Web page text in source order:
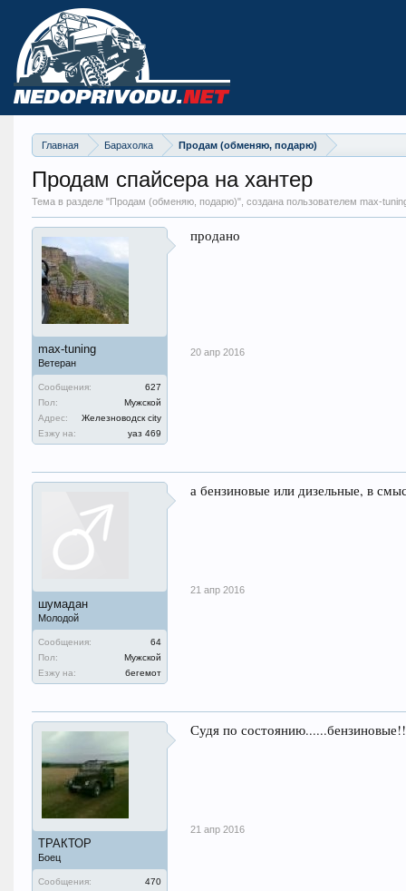
Главная Барахолка Продам (обменяю, подарю)
Продам спайсера на хантер
Тема в разделе "Продам (обменяю, подарю)", создана пользователем max-
max-tuning
Ветеран
Сообщения:
627
Пол:
Мужской
Адрес:
Железноводск city
Езжу на:
уаз 469
продано
20 апр 2016
шумадан
Молодой
Сообщения:
64
Пол:
Мужской
Езжу на:
бегемот
а бензиновые или дизельные, в
21 апр 2016
ТРАКТОР
Боец
Сообщения:
470
Судя по
21 апр 2016